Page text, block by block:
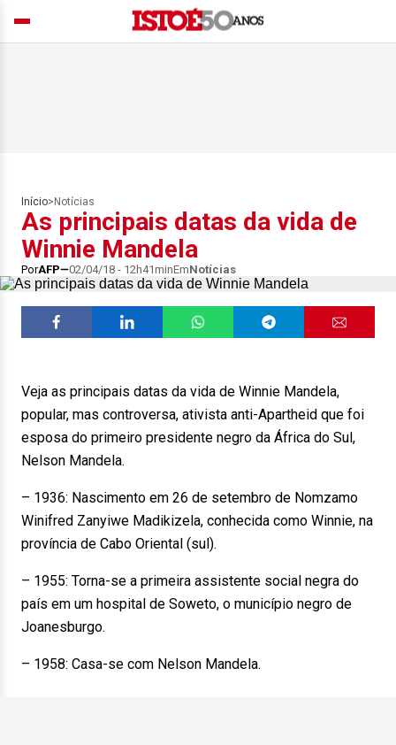
Início> Notícias
As principais datas da vida de
Winnie Mandela
PorAFP 02/04/18 - 12h41minEmNotícias
Veja as principais datas da vida de Winnie Mandela,
popular, mas controversa, ativista anti-Apartheid que foi
esposa do primeiro presidente negro da África do Sul,
Nelson Mandela.
– 1936: Nascimento em 26 de setembro de Nomzamo
Winifred Zanyiwe Madikizela, conhecida como Winnie, na
província de Cabo Oriental (sul).
– 1955: Torna-se a primeira assistente social negra do
país em um hospital de Soweto, o município negro de
Joanesburgo.
– 1958: Casa-se com Nelson Mandela.